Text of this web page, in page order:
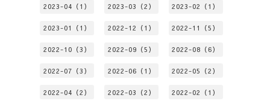
2023-04（1） 2023-03（2） 2023-02（1）
2023-01（1） 2022-12（1） 2022-11（5）
2022-10（3） 2022-09（5） 2022-08（6）
2022-07（3） 2022-06（1） 2022-05（2）
2022-04（2） 2022-03（2） 2022-02（1）